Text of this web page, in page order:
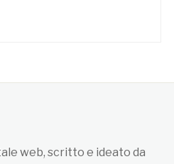
web, scritto e ideato da